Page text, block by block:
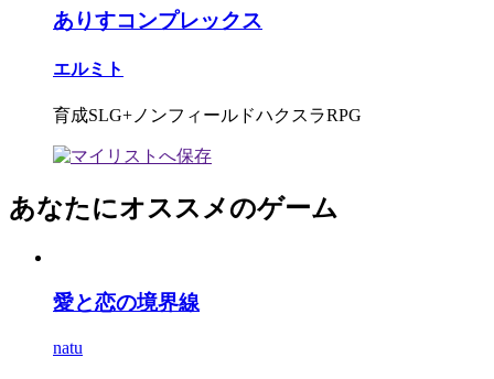
ありすコンプレックス
エルミト
育成SLG+ノンフィールドハクスラRPG
あなたにオススメのゲーム
愛と恋の境界線
natu